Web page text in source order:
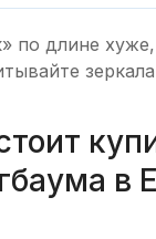
по длине
в